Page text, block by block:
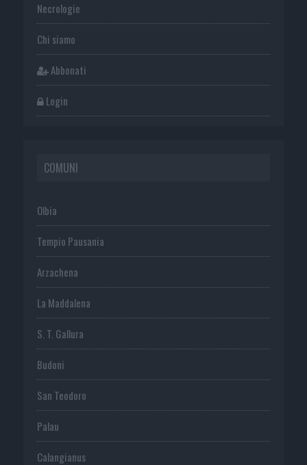
Necrologie
Chi siamo
Abbonati
Login
COMUNI
Olbia
Tempio Pausania
Arzachena
La Maddalena
S. T. Gallura
Budoni
San Teodoro
Palau
Calangianus